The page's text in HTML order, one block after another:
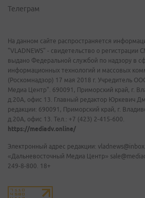
Телеграм
На данном сайте распространяется
"VLADNEWS" - свидетельство о
выдано Федеральной службой по надзору в
информационных технологий и массовых
(Роскомнадзор) 17 мая 2018 г. Учредитель
Медиа Центр". 690091, Приморский край, г.
д.20А, офис 13. Главный редактор Юркевич
редакции: 690091, Приморский край, г.
д.20А, офис 13. Тел.: +7 (423) 2-415-600.
https://mediadv.online/
Электронный адрес редакции:
«Дальневосточный Медиа Центр»
249-8-800. 18+